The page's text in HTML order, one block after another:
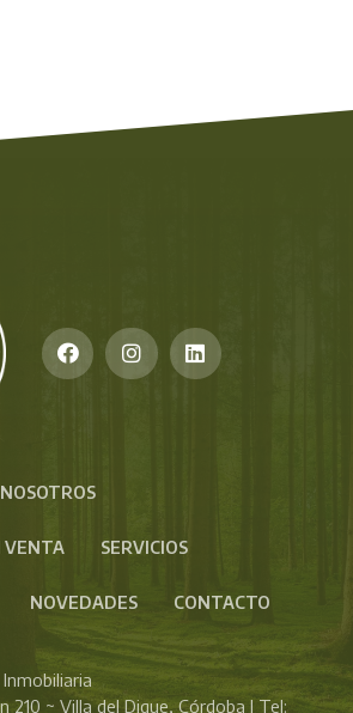
VENTA SERVICIOS
NOVEDADES CONTACTO
210 ~ Villa del Dique, Córdoba | Tel: